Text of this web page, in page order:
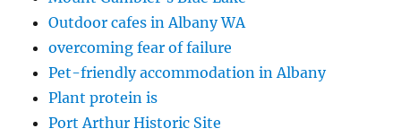
Outdoor cafes in Albany WA
overcoming fear of failure
Pet-friendly accommodation in Albany
Plant protein is
Port Arthur Historic Site